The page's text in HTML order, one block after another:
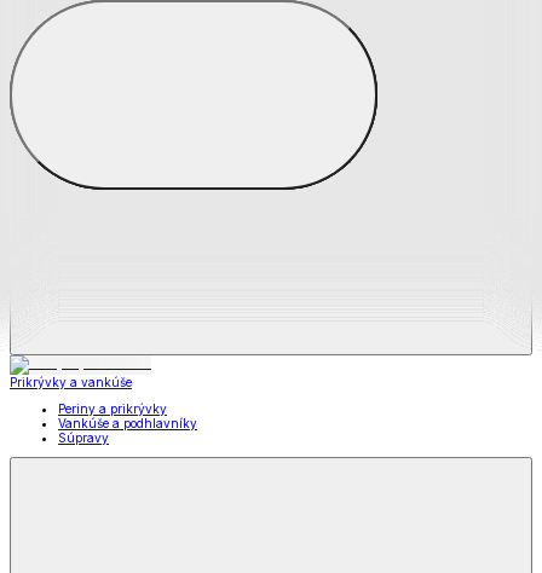
Zobraziť všetko
Všetko z Matrace a matracové chrániče
Matrace
Chrániče na matrace
Prikrývky a vankúše
Periny a prikrývky
Vankúše a podhlavníky
Súpravy